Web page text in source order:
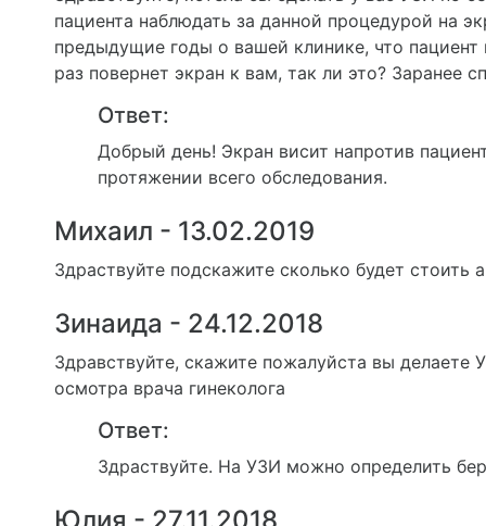
пациента наблюдать за данной процедурой на
предыдущие годы о вашей клинике, что
раз повернет экран к вам, так ли это? Заранее
Ответ:
Добрый день! Экран висит напротив
протяжении всего обследования.
Михаил - 13.02.2019
Здраствуйте подскажите сколько будет стоить
Зинаида - 24.12.2018
Здравствуйте, скажите пожалуйста вы делаете
осмотра врача гинеколога
Ответ:
Здраствуйте. На УЗИ можно определить